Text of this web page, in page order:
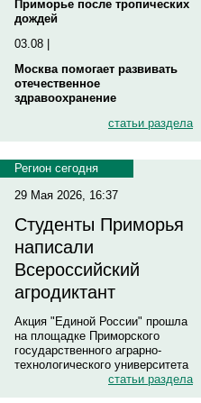
Приморье после тропических
дождей
03.08 |
Москва помогает развивать
отечественное
здравоохранение
статьи раздела
Регион сегодня
29 Мая 2026, 16:37
Студенты Приморья
написали
Всероссийский
агродиктант
Акция "Единой России" прошла
на площадке Приморского
государственного аграрно-
технологического университета
статьи раздела